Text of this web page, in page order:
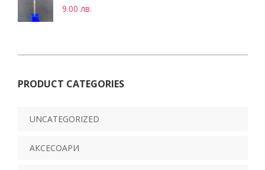
9.00 лв.
PRODUCT CATEGORIES
UNCATEGORIZED
АКСЕСОАРИ